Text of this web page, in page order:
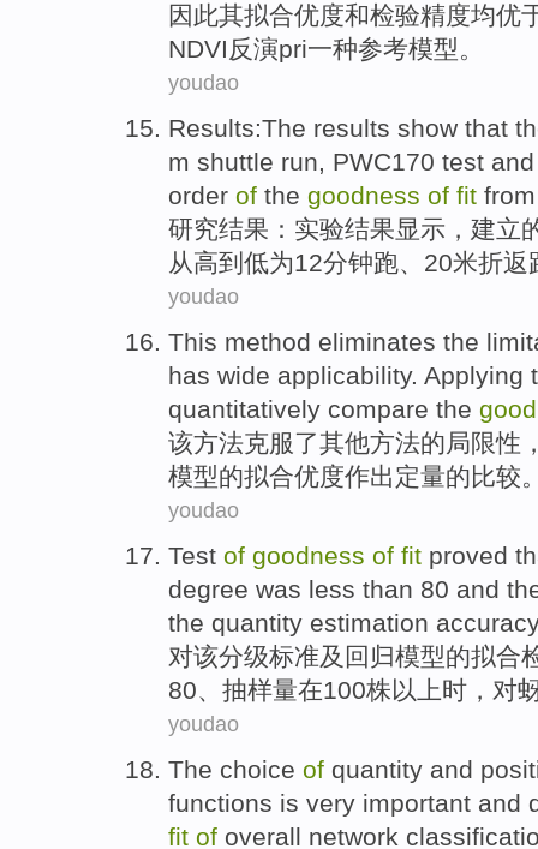
因此其拟合优度和检验精度均优
NDVI 反演pri一种参考模型。
youdao
Results:The results show that
m shuttle run, PWC170 test
order of the goodness of fit from
研究结果 ：实验结果显示 ，建立
从高到 低为12分钟跑、20米折返
youdao
This method eliminates the
has wide applicability. Applying
quantitatively compare the
该方法克服了其他方法的局限性
模型的拟合优度作出定量的比较
youdao
Test of goodness of fit proved
degree was less than 80 and
the quantity estimation
对该分级标准及回归模型的拟合
80、 抽样量在100株以上时， 对
youdao
The choice of quantity and
functions is very important and
fit of overall network